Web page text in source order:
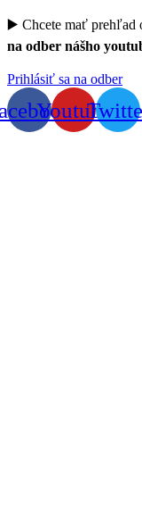
▶️ Chcete mať prehľad
na odber nášho
Prihlásiť sa na odber
Youtube